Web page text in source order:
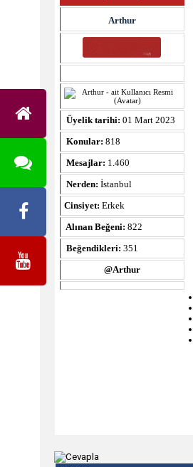
Arthur
Üyelik tarihi: 01 Mart 2023
Konular: 818
Mesajlar: 1.460
Nerden: İstanbul
Cinsiyet: Erkek
Alınan Beğeni: 822
Beğendikleri: 351
@Arthur